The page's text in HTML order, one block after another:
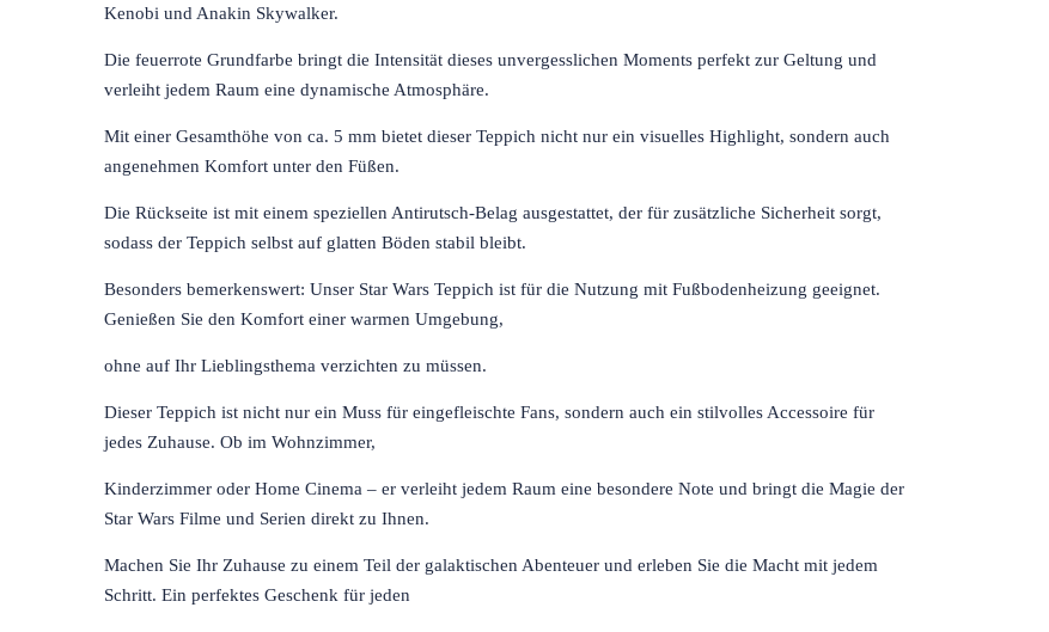
Kenobi und Anakin Skywalker.
Die feuerrote Grundfarbe bringt die Intensität dieses unvergesslichen Moments perfekt zur Geltung und
verleiht jedem Raum eine dynamische Atmosphäre.
Mit einer Gesamthöhe von ca. 5 mm bietet dieser Teppich nicht nur ein visuelles Highlight, sondern auch
angenehmen Komfort unter den Füßen.
Die Rückseite ist mit einem speziellen Antirutsch-Belag ausgestattet, der für zusätzliche Sicherheit sorgt,
sodass der Teppich selbst auf glatten Böden stabil bleibt.
Besonders bemerkenswert: Unser Star Wars Teppich ist für die Nutzung mit Fußbodenheizung geeignet.
Genießen Sie den Komfort einer warmen Umgebung,
ohne auf Ihr Lieblingsthema verzichten zu müssen.
Dieser Teppich ist nicht nur ein Muss für eingefleischte Fans, sondern auch ein stilvolles Accessoire für
jedes Zuhause. Ob im Wohnzimmer,
Kinderzimmer oder Home Cinema – er verleiht jedem Raum eine besondere Note und bringt die Magie der
Star Wars Filme und Serien direkt zu Ihnen.
Machen Sie Ihr Zuhause zu einem Teil der galaktischen Abenteuer und erleben Sie die Macht mit jedem
Schritt. Ein perfektes Geschenk für jeden